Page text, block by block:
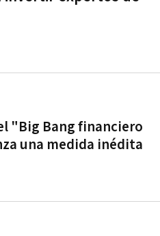
"Big Bang financiero
una medida inédita